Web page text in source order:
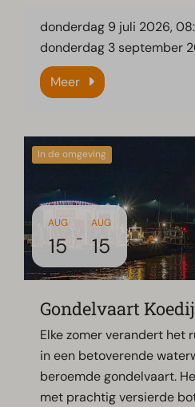
donderdag 9 juli 2026,
donderdag 3 september
Meer
In de omgeving
AUG
15 -
AUG
15
Gondelvaart
Elke zomer verandert het
in een betoverende
beroemde gondelvaart.
met prachtig versierde